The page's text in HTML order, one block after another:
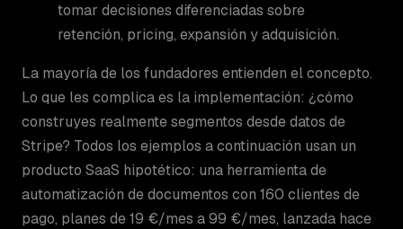
tomar decisiones diferenciadas sobre
retención, pricing, expansión y adquisición.
La mayoría de los fundadores entienden el concepto.
Lo que les complica es la implementación: ¿cómo
construyes realmente segmentos desde datos de
Stripe? Todos los ejemplos a continuación usan un
producto SaaS hipotético: una herramienta de
automatización de documentos con 160 clientes de
pago, planes de 19 €/mes a 99 €/mes, lanzada hace